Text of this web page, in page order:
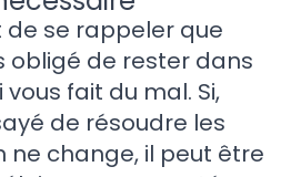
se rappeler que
obligé de rester dans
fait du mal. Si,
de résoudre les
ne change, il peut être